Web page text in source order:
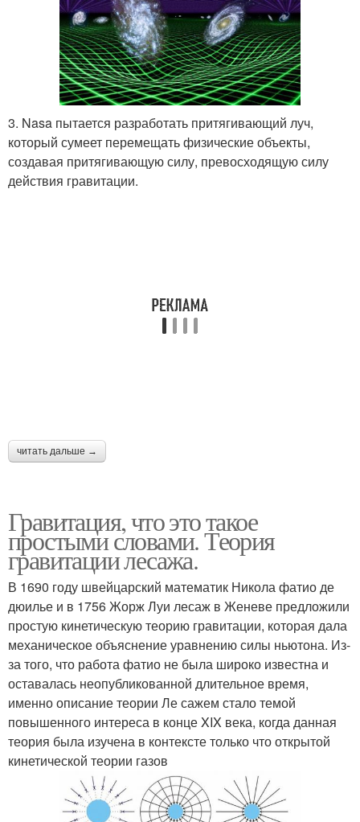
3. Nasa пытается разработать притягивающий луч,
который сумеет перемещать физические объекты,
создавая притягивающую силу, превосходящую силу
действия гравитации.
читать дальше →
Гравитация, что это такое
простыми словами. Теория
гравитации лесажа.
В 1690 году швейцарский математик Никола фатио де
дюилье и в 1756 Жорж Луи лесаж в Женеве предложили
простую кинетическую теорию гравитации, которая дала
механическое объяснение уравнению силы ньютона. Из-
за того, что работа фатио не была широко известна и
оставалась неопубликованной длительное время,
именно описание теории Ле сажем стало темой
повышенного интереса в конце XIX века, когда данная
теория была изучена в контексте только что открытой
кинетической теории газов